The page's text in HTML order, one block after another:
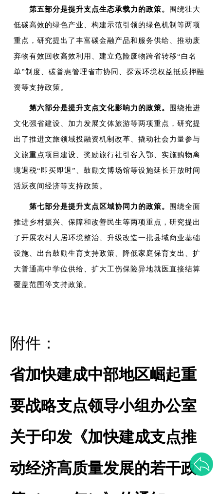
第五部分是提升支点生态承载力的政策。
围绕壮大
低碳高效的绿色产业、构建示范引领的绿色机制等两项
重点，研究提出了丰富碳金融产品和服务供给、推动废
弃物有效回收高效利用、建立危险废物跨省转移“白名
单”制度、碳普惠管理省市协同、探索环境权益抵质押融
资等支持政策。
第六部分是提升支点文化影响力的政策。
围绕推进
文化强省建设、加力发展文体旅游等两项重点，研究提
出了推进文旅领域投融资机制改革、撬动社会力量参与
文旅重点项目建设、奖励旅行社引客入鄂、实施购物离
境退税“即买即退”、鼓励文博场馆等设施延长开放时间
活跃夜间经济等支持政策。
第七部分是提升支点区域协同力的政策。
围绕全面
推进乡村振兴、保障和改善民生等两项重点，研究提出
了开展农村人居环境整治、升级改造一批县域商业基础
设施、出台鼓励生育支持政策、降低家庭保育支出、扩
大普通高中学位供给、扩大工伤保险异地就医直接结算
覆盖范围等支持政策。
附件：
省加快建成中部地区崛起重
要战略支点领导小组办公室
关于印发《加快建成支点推
动经济高质量发展的若干政